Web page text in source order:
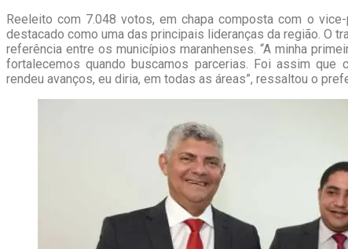
Reeleito com 7.048 votos, em chapa composta com o
destacado como uma das principais lideranças da região. O
referência entre os municípios maranhenses. “A minha
fortalecemos quando buscamos parcerias. Foi assim que
rendeu avanços, eu diria, em todas as áreas”, ressaltou o